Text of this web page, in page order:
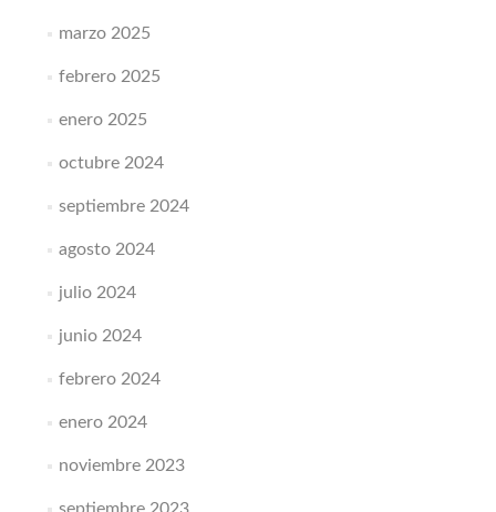
marzo 2025
febrero 2025
enero 2025
octubre 2024
septiembre 2024
agosto 2024
julio 2024
junio 2024
febrero 2024
enero 2024
noviembre 2023